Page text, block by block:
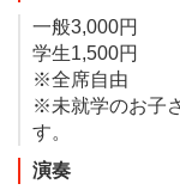
一般3,000円
学生1,500円
※全席自由
※未就学のお子
す。
演奏